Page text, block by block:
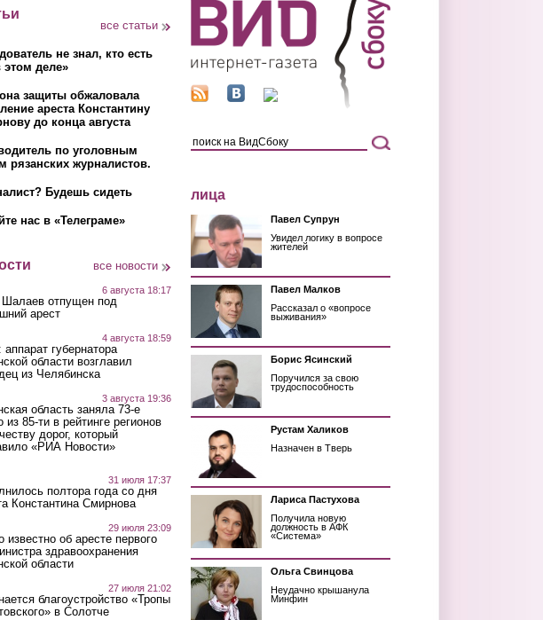
все статьи
не знал, кто есть
этом деле»
защиты обжаловала
ареста Константину
до конца августа
по уголовным
рязанских журналистов.
Будешь сидеть
нас в «Телеграме»
все новости
6 августа 18:17
отпущен под
арест
4 августа 18:59
губернатора
области возглавил
из Челябинска
3 августа 19:36
область заняла 73-е
из 85-ти в рейтинге регионов
дорог, который
«РИА Новости»
31 июля 17:37
полтора года со дня
Константина Смирнова
29 июля 23:09
известно об аресте первого
здравоохранения
области
27 июля 21:02
благоустройство «Тропы
в Солотче
лица
Павел Супрун
Увидел логику в вопросе
жителей
Павел Малков
Рассказал о «вопросе
выживания»
Борис Ясинский
Поручился за свою
трудоспособность
Рустам Халиков
Назначен в Тверь
Лариса Пастухова
Получила новую
должность в АФК
«Система»
Ольга Свинцова
Неудачно крышанула
Минфин